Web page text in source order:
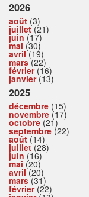
2026
août (3)
juillet(21)
juin (17)
mai (30)
avril(19)
mars(22)
février(16)
janvier(13)
2025
décembre (15)
novembre (17)
octobre (21)
septembre (22)
août (14)
juillet(28)
juin (16)
mai (20)
avril(20)
mars(31)
février(22)